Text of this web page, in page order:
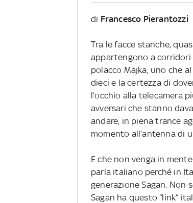
di Francesco Pierantozzi
Tra le facce stanche,
appartengono a corridori
polacco Majka, uno che
dieci e la certezza di
l’occhio alla telecamera
avversari che stanno
andare, in piena trance
momento all’antenna di
E che non venga in
parla italiano perché in
generazione Sagan. Non
Sagan ha questo “link”